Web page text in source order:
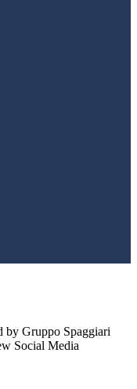
by Gruppo Spaggiari
Social Media